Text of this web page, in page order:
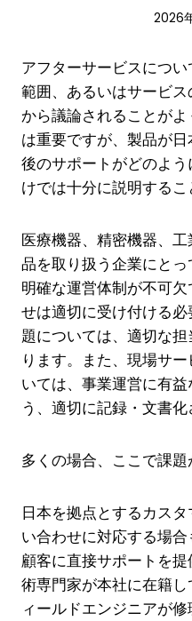
2026
アフターサービスにつ
範囲、あるいはサービ
から議論されることが
は重要ですが、製品が
後のサポートがどのよ
けでは十分に説明するこ
医療機器、精密機器、
品を取り扱う企業にと
明確な運営体制が不可
せは適切に受け付ける
題については、適切な
ります。また、現場サ
いては、事業運営に有
う、適切に記録・文書化
多くの場合、ここで課題
日本を拠点とするカス
い合わせに対応する場
顧客に直接サポートを
術専門家が本社に在籍
ィールドエンジニアが